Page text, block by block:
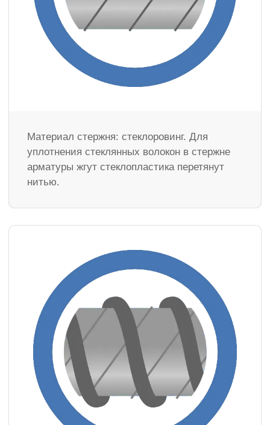
Материал стержня: стеклоровинг. Для
уплотнения стеклянных волокон в стержне
арматуры жгут стеклопластика перетянут
нитью.